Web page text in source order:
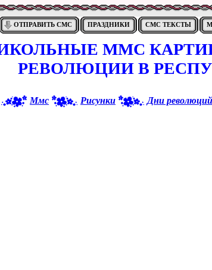
ОТПРАВИТЬ СМС ПРАЗДНИКИ СМС ТЕКСТЫ
ММС
РЕВОЛЮЦИИ В
Ммс Рисунки Дни революций